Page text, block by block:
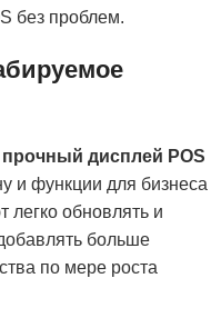
без проблем.
прочный дисплей POS
и функции для бизнеса
легко обновлять и
больше
по мере роста